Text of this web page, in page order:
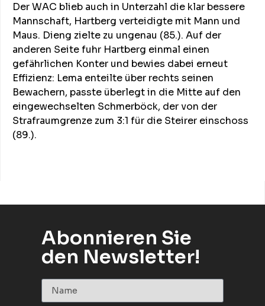
Der WAC blieb auch in Unterzahl die klar bessere
Mannschaft, Hartberg verteidigte mit Mann und
Maus. Dieng zielte zu ungenau (85.). Auf der
anderen Seite fuhr Hartberg einmal einen
gefährlichen Konter und bewies dabei erneut
Effizienz: Lema enteilte über rechts seinen
Bewachern, passte überlegt in die Mitte auf den
eingewechselten Schmerböck, der von der
Strafraumgrenze zum 3:1 für die Steirer einschoss
(89.).
Abonnieren Sie
den Newsletter!